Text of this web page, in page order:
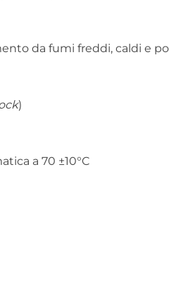
da fumi freddi, caldi e
)
a 70 ±10°C